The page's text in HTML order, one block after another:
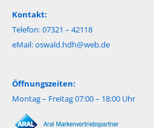
Kontakt:
Telefon: 07321 – 42118
eMail:oswald.hdh@web.de
Öffnungszeiten:
Montag – Freitag 07:00 – 18:00 Uhr